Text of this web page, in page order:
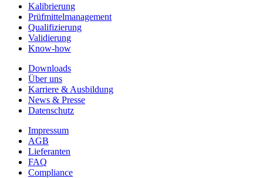
Kalibrierung
Prüfmittelmanagement
Qualifizierung
Validierung
Know-how
Downloads
Über uns
Karriere & Ausbildung
News & Presse
Datenschutz
Impressum
AGB
Lieferanten
FAQ
Compliance